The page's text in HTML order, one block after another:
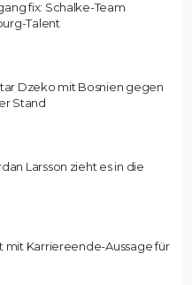
fix: Schalke-Team
Talent
Dzeko mit Bosnien gegen
Stand
Larsson zieht es in die
mit Karriereende-Aussage für